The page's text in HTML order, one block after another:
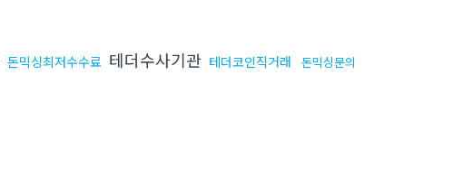
돈믹싱최저수수료 테더수사기관 테더코인직거래 돈믹싱문의